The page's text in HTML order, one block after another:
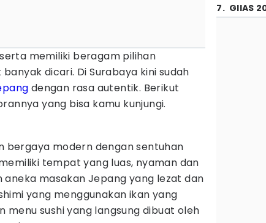
memiliki beragam pilihan
dicari. Di Surabaya kini sudah
dengan rasa autentik. Berikut
yang bisa kamu kunjungi.
bergaya modern dengan sentuhan
tempat yang luas, nyaman dan
aneka masakan Jepang yang lezat dan
yang menggunakan ikan yang
menu sushi yang langsung dibuat oleh
7. GIIAS